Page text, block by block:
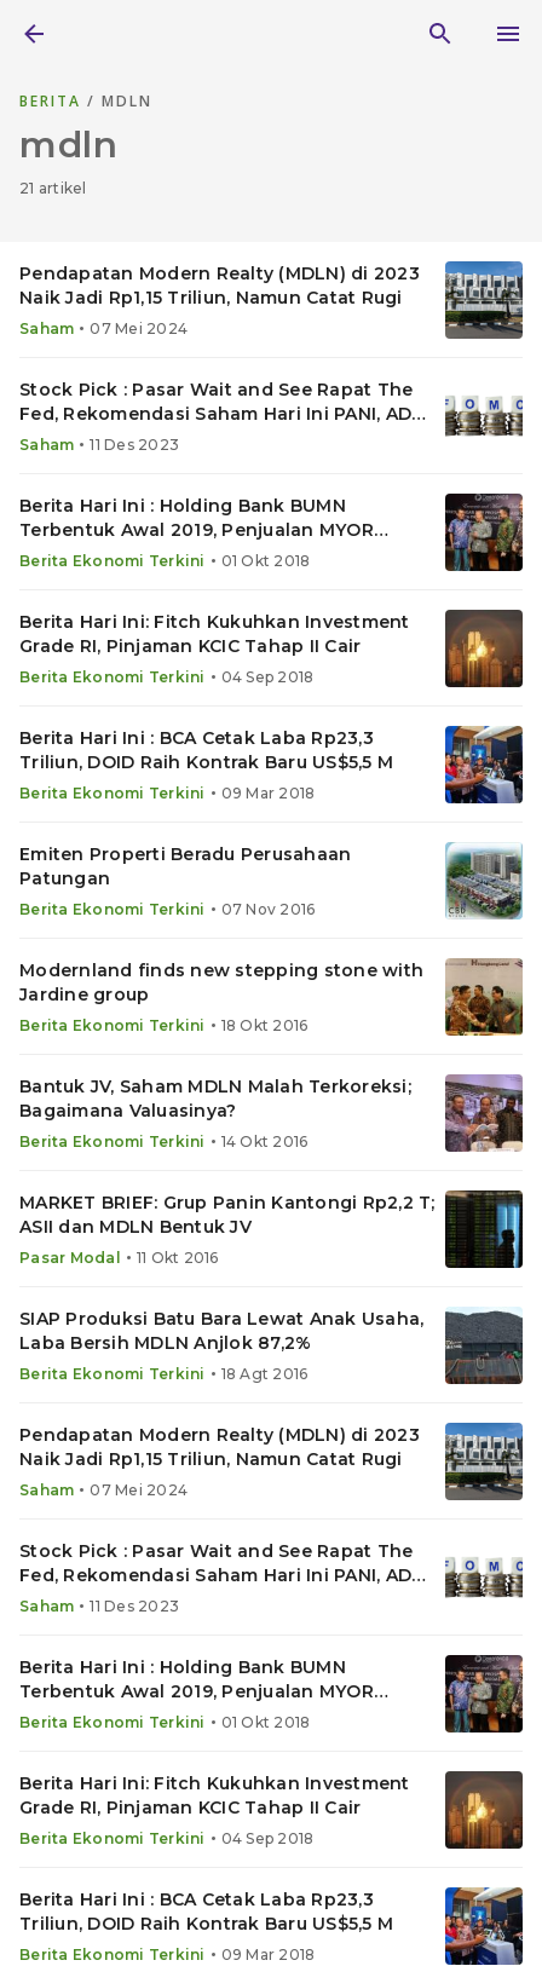
BERITA / MDLN
mdln
21 artikel
Pendapatan Modern Realty (MDLN) di 2023
Naik Jadi Rp1,15 Triliun, Namun Catat Rugi
Saham • 07 Mei 2024
Stock Pick : Pasar Wait and See Rapat The
Fed, Rekomendasi Saham Hari Ini PANI, ADMR
dan GOTO
Saham • 11 Des 2023
Berita Hari Ini : Holding Bank BUMN
Terbentuk Awal 2019, Penjualan MYOR
Melonjak
Berita Ekonomi Terkini • 01 Okt 2018
Berita Hari Ini: Fitch Kukuhkan Investment
Grade RI, Pinjaman KCIC Tahap II Cair
Berita Ekonomi Terkini • 04 Sep 2018
Berita Hari Ini : BCA Cetak Laba Rp23,3
Triliun, DOID Raih Kontrak Baru US$5,5 M
Berita Ekonomi Terkini • 09 Mar 2018
Emiten Properti Beradu Perusahaan
Patungan
Berita Ekonomi Terkini • 07 Nov 2016
Modernland finds new stepping stone with
Jardine group
Berita Ekonomi Terkini • 18 Okt 2016
Bantuk JV, Saham MDLN Malah Terkoreksi;
Bagaimana Valuasinya?
Berita Ekonomi Terkini • 14 Okt 2016
MARKET BRIEF: Grup Panin Kantongi Rp2,2 T;
ASII dan MDLN Bentuk JV
Pasar Modal • 11 Okt 2016
SIAP Produksi Batu Bara Lewat Anak Usaha,
Laba Bersih MDLN Anjlok 87,2%
Berita Ekonomi Terkini • 18 Agt 2016
Pendapatan Modern Realty (MDLN) di 2023
Naik Jadi Rp1,15 Triliun, Namun Catat Rugi
Saham • 07 Mei 2024
Stock Pick : Pasar Wait and See Rapat The
Fed, Rekomendasi Saham Hari Ini PANI, ADMR
dan GOTO
Saham • 11 Des 2023
Berita Hari Ini : Holding Bank BUMN
Terbentuk Awal 2019, Penjualan MYOR
Melonjak
Berita Ekonomi Terkini • 01 Okt 2018
Berita Hari Ini: Fitch Kukuhkan Investment
Grade RI, Pinjaman KCIC Tahap II Cair
Berita Ekonomi Terkini • 04 Sep 2018
Berita Hari Ini : BCA Cetak Laba Rp23,3
Triliun, DOID Raih Kontrak Baru US$5,5 M
Berita Ekonomi Terkini • 09 Mar 2018